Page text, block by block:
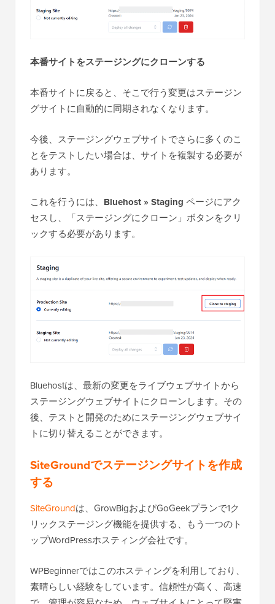
本番サイトをステージングにクローンする
本番サイトに戻ると、そこで行う変更はステージン
グサイトに自動的に同期されなくなります。
今後、ステージングウェブサイトでさらに多くのこ
とをテストしたい場合は、サイトを複製する必要が
あります。
これを行うには、 Bluehost » Staging ページにアク
セスし、「ステージングにクローン」ボタンをクリ
ックする必要があります。
Bluehostは、最新の変更をライブウェブサイトから
ステージングウェブサイトにクローンします。その
後、テストと開発のためにステージングウェブサイ
トに切り替えることができます。
SiteGroundでステージングサイトを作成
する
SiteGroundは、GrowBigおよびGoGeekプランで1ク
リックステージング機能を提供する、もう一つのト
ップWordPressホスティング会社です。
WPBeginnerではこのホスティングを利用しており、
素晴らしい経験をしています。信頼性が高く、高速